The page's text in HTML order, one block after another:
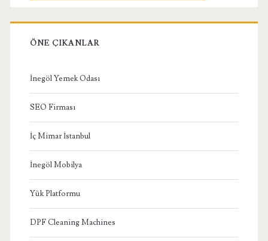
ÖNE ÇIKANLAR
İnegöl Yemek Odası
SEO Firması
İç Mimar İstanbul
İnegöl Mobilya
Yük Platformu
DPF Cleaning Machines